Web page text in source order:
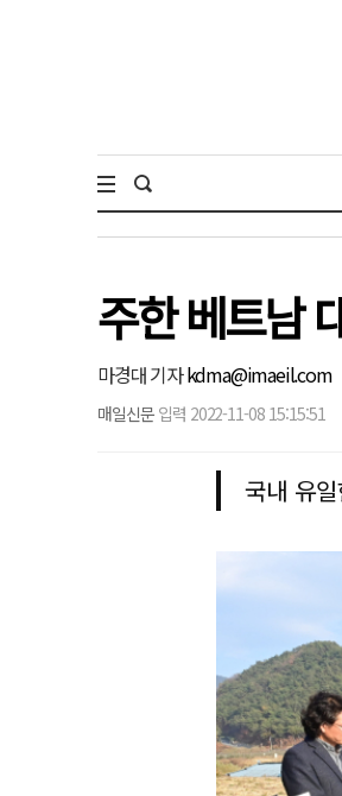
주한 베트남
마경대 기자kdma@imaeil.com
매일신문 입력 2022-11-08 15:15:51
국내 유